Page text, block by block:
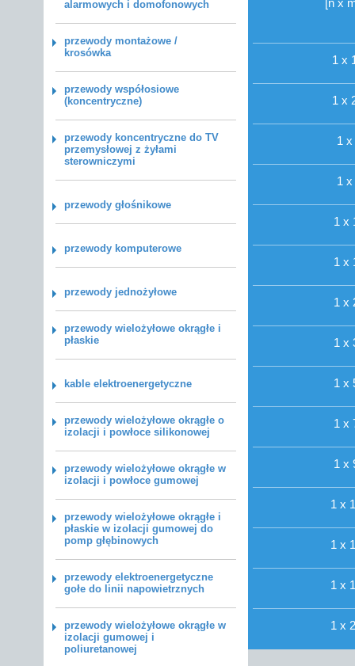
alarmowych i domofonowych
przewody montażowe /
krosówka
przewody współosiowe
(koncentryczne)
przewody koncentryczne do TV
przemysłowej z żyłami
sterowniczymi
przewody głośnikowe
przewody komputerowe
przewody jednożyłowe
przewody wielożyłowe okrągłe i
płaskie
kable elektroenergetyczne
przewody wielożyłowe okrągłe o
izolacji i powłoce silikonowej
przewody wielożyłowe okrągłe w
izolacji i powłoce gumowej
przewody wielożyłowe okrągłe i
płaskie w izolacji gumowej do
pomp głębinowych
przewody elektroenergetyczne
gołe do linii napowietrznych
przewody wielożyłowe okrągłe w
izolacji gumowej i
poliuretanowej
[n x
1 x
1 x
1 x
1 x
1 x
1 x
1 x
1 x
1 x
1 x
1 x
1 x
1 x
1 x
1 x